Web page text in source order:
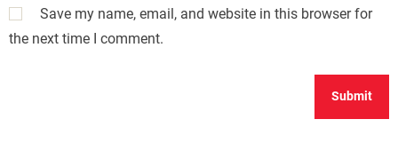
Save my name, email, and website in this browser for
the next time I comment.